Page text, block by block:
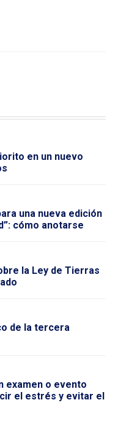
en un nuevo
una nueva edición
cómo anotarse
la Ley de Tierras
de la tercera
examen o evento
el estrés y evitar el